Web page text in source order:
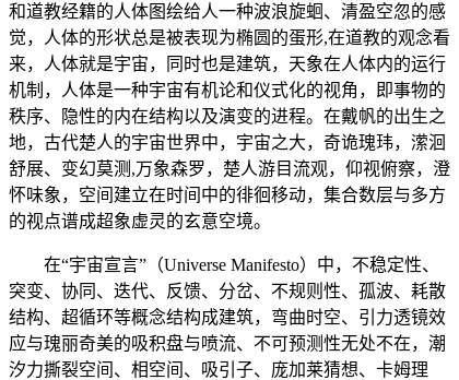
和道教经籍的人体图绘给人一种波浪旋蛔、清盈空忽的感
觉，人体的形状总是被表现为椭圆的蛋形,在道教的观念看
来，人体就是宇宙，同时也是建筑，天象在人体内的运行
机制，人体是一种宇宙有机论和仪式化的视角，即事物的
秩序、隐性的内在结构以及演变的进程。在戴帆的出生之
地，古代楚人的宇宙世界中，宇宙之大，奇诡瑰玮，潆洄
舒展、变幻莫测,万象森罗，楚人游目流观，仰视俯察，澄
怀味象，空间建立在时间中的徘徊移动，集合数层与多方
的视点谱成超象虚灵的玄意空境。
在“宇宙宣言”（Universe Manifesto）中，不稳定性、
突变、协同、迭代、反馈、分岔、不规则性、孤波、耗散
结构、超循环等概念结构成建筑，弯曲时空、引力透镜效
应与瑰丽奇美的吸积盘与喷流、不可预测性无处不在，潮
汐力撕裂空间、相空间、吸引子、庞加莱猜想、卡姆理